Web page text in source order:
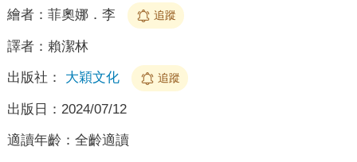
繪者： 菲奧娜．李 追蹤
譯者： 賴潔林
出版社： 大穎文化 追蹤
出版日： 2024/07/12
適讀年齡： 全齡適讀